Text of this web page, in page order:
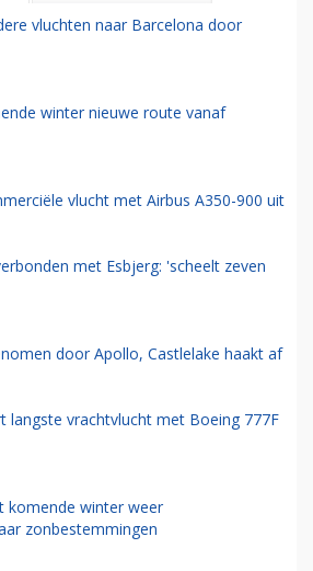
vluchten naar Barcelona door
winter nieuwe route vanaf
vlucht met Airbus A350-900 uit
met Esbjerg: 'scheelt zeven
door Apollo, Castlelake haakt af
langste vrachtvlucht met Boeing 777F
komende winter weer
zonbestemmingen